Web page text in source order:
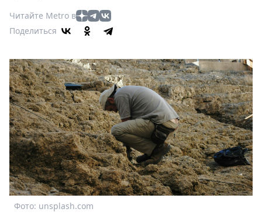
Кино
Афиша
Выставки
Пресс-
релизы
О
Metro
Стримы
Спецпроекты
Звезды
Выборы
2026
Читайте Metro в
Поделиться
Фото: unsplash.com